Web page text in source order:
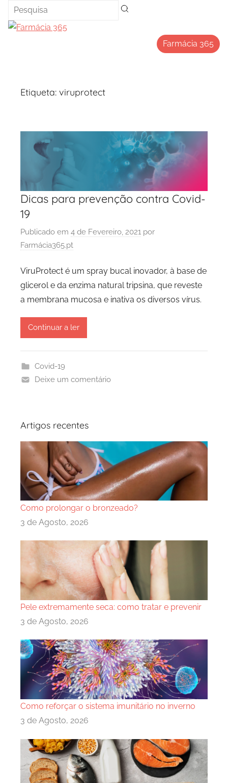
Saltar
para
Farmácia 365
Etiqueta: viruprotect
Dicas para prevenção contra Covid-
19
Publicado em 4 de Fevereiro, 2021 por
Farmácia365.pt
ViruProtect é um spray bucal inovador, à base de
glicerol e da enzima natural tripsina, que reveste
a membrana mucosa e inativa os diversos vírus.
Continuar a ler
Covid-19
Deixe um comentário
Artigos recentes
Como prolongar o bronzeado?
3 de Agosto, 2026
Pele extremamente seca: como tratar e prevenir
3 de Agosto, 2026
Como reforçar o sistema imunitário no inverno
3 de Agosto, 2026